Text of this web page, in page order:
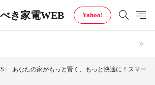
き家電WEB Yahoo!
あなたの家がもっと賢く、もっと快適に！スマー